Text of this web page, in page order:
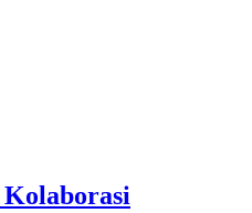
Kolaborasi